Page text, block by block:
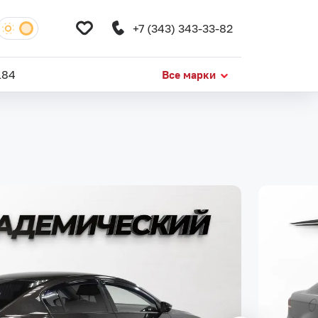
+7 (343) 343-33-82
Все марки